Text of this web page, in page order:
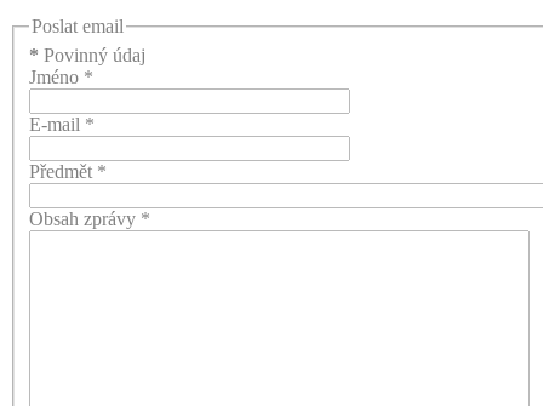
Poslat email
* Povinný údaj
Jméno *
E-mail *
Předmět *
Obsah zprávy *